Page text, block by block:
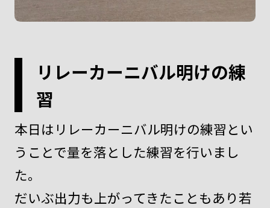
リレーカーニバル明けの練
習
本日はリレーカーニバル明けの練習とい
うことで量を落とした練習を行いまし
た。
だいぶ出力も上がってきたこともあり若